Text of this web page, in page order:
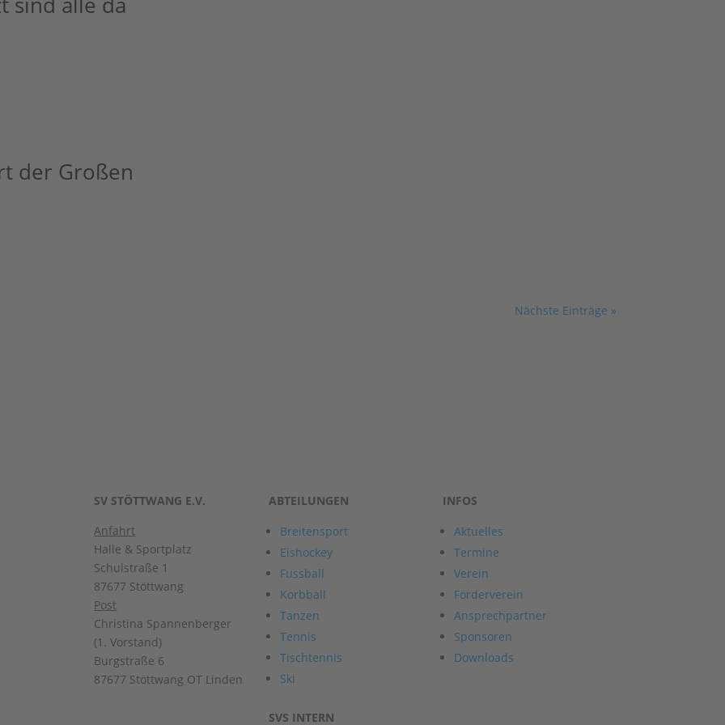
der Großen
Nächste Einträge »
SV STÖTTWANG E.V.
Anfahrt
Halle & Sportplatz
Schulstraße 1
87677 Stöttwang
Post
Christina Spannenberger
(1. Vorstand)
Burgstraße 6
87677 Stöttwang OT Linden
ABTEILUNGEN
Breitensport
Eishockey
Fussball
Korbball
Tanzen
Tennis
Tischtennis
Ski
SVS INTERN
INFOS
Aktuelles
Termine
Verein
Förderverein
Ansprechpartner
Sponsoren
Downloads